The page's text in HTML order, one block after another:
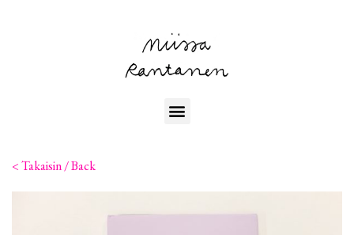
< Takaisin / Back